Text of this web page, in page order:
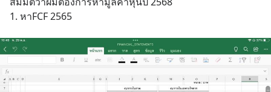
1. หาFCF 2565